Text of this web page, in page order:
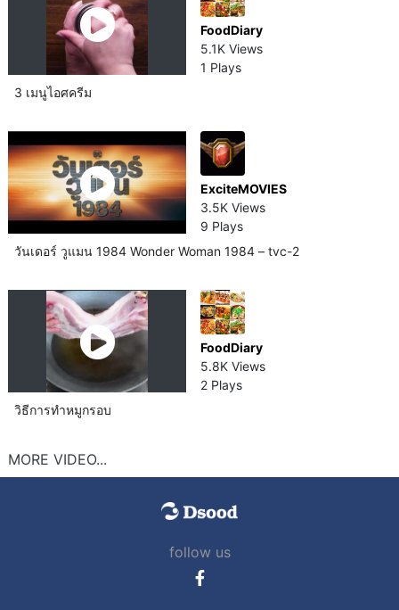
FoodDiary
5.1K Views
1 Plays
3 เมนูไอศครีม
ExciteMOVIES
3.5K Views
9 Plays
วันเดอร์ วูแมน 1984 Wonder Woman 1984 – tvc-2
FoodDiary
5.8K Views
2 Plays
วิธีการทำหมู​กรอบ
MORE VIDEO...
follow us